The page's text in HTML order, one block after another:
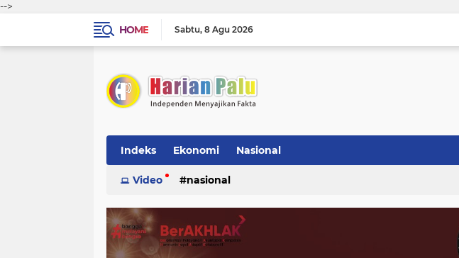
-->
HOME
Sabtu 8 Agu 2026
Indeks Ekonomi Nasional
Video nasional